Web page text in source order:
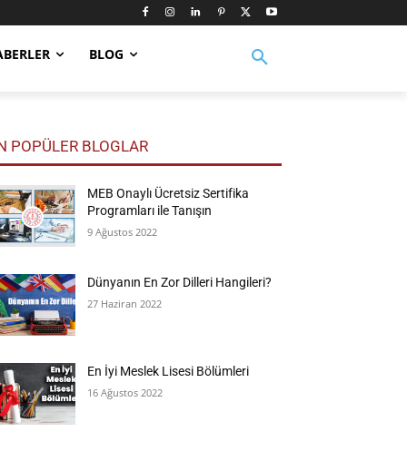
BLOG
POPÜLER BLOGLAR
MEB Onaylı Ücretsiz Sertifika
Programları ile Tanışın
9 Ağustos 2022
Dünyanın En Zor Dilleri Hangileri?
27 Haziran 2022
En İyi Meslek Lisesi Bölümleri
16 Ağustos 2022